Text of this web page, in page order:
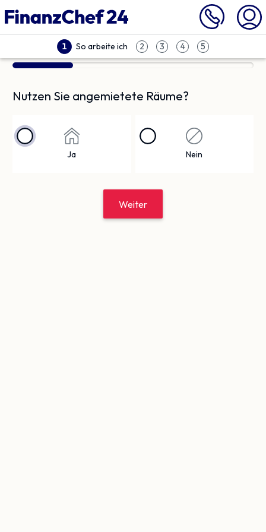
1 So arbeite ich 2 3 4 5
Nutzen Sie angemietete Räume?
Ja Nein
Weiter